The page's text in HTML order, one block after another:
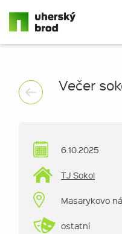
Večer
6.10.2025
TJ Sokol
Masarykovo
ostatní